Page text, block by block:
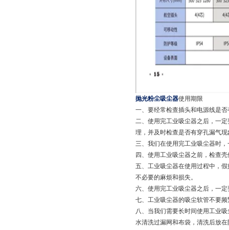
抛光粉尘吸尘器使用期限
一、要经常检查插头和电源线是
二、使用完工业吸尘器之后，一
理，并及时检查是否有穿孔漏气
三、我们在使用完工业吸尘器时
四、使用工业吸尘器之前，检查
五、工业吸尘器在使用过程中，
不必要的麻烦和损失。
六、使用完工业吸尘器之后，一
七、工业吸尘器的吸尘软管不要
八、当我们需要长时间使用工业
水清洗过漏网和布袋，清洗后放